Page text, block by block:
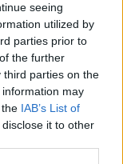
seeing
utilized by
parties prior to
the further
third parties on the
information may
IAB’s List of
it to other